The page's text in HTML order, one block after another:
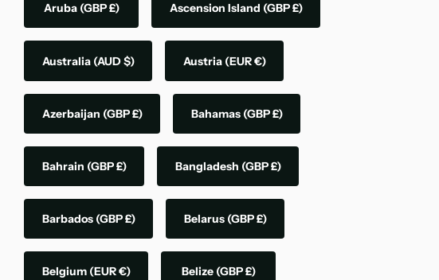
Aruba (GBP £) Ascension Island (GBP £)
Australia (AUD $) Austria (EUR €)
Azerbaijan (GBP £) Bahamas (GBP £)
Bahrain (GBP £) Bangladesh (GBP £)
Barbados (GBP £) Belarus (GBP £)
Belgium (EUR €) Belize (GBP £)